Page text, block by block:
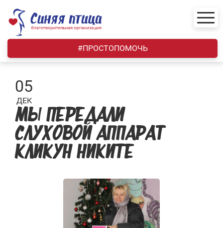
content
#ПРОСТОПОМОЧЬ
05
ДЕК
МЫ ПЕРЕДАЛИ
СЛУХОВОЙ АППАРАТ
КЛИКУН НИКИТЕ